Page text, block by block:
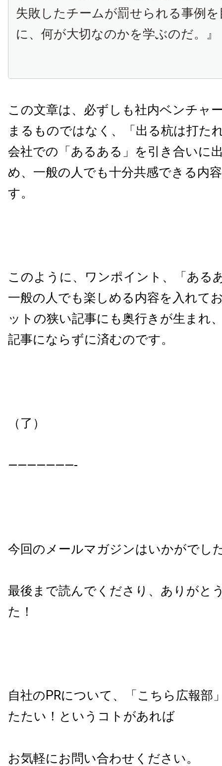
失敗したチームが罰せられる事例
に、何が大切なのかを学ぶのだ。』
この文章は、 必ずしも社内ベンチャ
まるものではなく、「出る杭は打た
会社での「あるある」
を引き合いに
め、一般の人でも十分共感できる内
す。
このように、ワンポイント、「ある
一般の人でも楽しめる内容を 入れて
ットの狭い記事にも奥行きが生まれ
記事にならずに済むのです。
（了）
———————-
今回のメールマガジンはいかがでし
最後まで読んで くださり、ありがと
た！
自社の PRについて、「こちら広報部
たたい！ というコトがあれば
お気軽にお問い合わせください。